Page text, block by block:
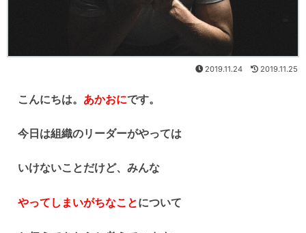
2019.11.25
2019.11.24
こんにちは。 あかおにです。
今日は組織のリーダーがやっては
いけないことだけど、みんな
やってしまいがちなことについて